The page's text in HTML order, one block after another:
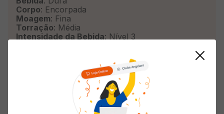
Corpo: Encorpada
Moagem: Fina
Torração: Média
Intensidade da Bebida: Nível 3
1. Para cada litro de água, use de 4 a 5 colheres
(sopa) de café 3 Corações tradicional.
2. Não deixe a água ferver.
Ao primeiro sinal de borbulhas, despeje
lentamente a água sobre o pó de café no centro
do filtro ou coador, molhando todo o pó.